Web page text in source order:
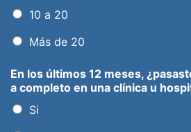
10 a 20
Más de 20
En los últimos 12 meses,
a completo en una clínica u
Si